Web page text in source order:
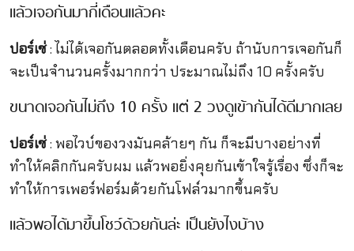
แล้วเจอกันมากี่เดือนแล้วคะ
ปอร์เช่: ไม่ได้เจอกันตลอดทั้งเดือนครับ ถ้านับการเจอกันก็
จะเป็นจำนวนครั้งมากกว่า ประมาณไม่ถึง 10 ครั้งครับ
ขนาดเจอกันไม่ถึง 10 ครั้ง แต่ 2 วงดูเข้ากันได้ดีมากเลย
ปอร์เช่: พอไวบ์ของวงมันคล้ายๆ กัน ก็จะมีบางอย่างที่
ทำให้คลิกกันครับผม แล้วพอยิ่งคุยกันเข้าใจรู้เรื่อง ซึ่งก็จะ
ทำให้การเพอร์ฟอร์มด้วยกันโฟล์วมากขึ้นครับ
แล้วพอได้มาขึ้นโชว์ด้วยกันล่ะ เป็นยังไงบ้าง